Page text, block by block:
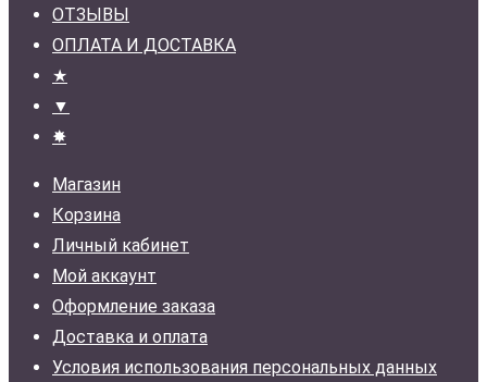
ОТЗЫВЫ
ОПЛАТА И ДОСТАВКА
★
▼
✸
Магазин
Корзина
Личный кабинет
Мой аккаунт
Оформление заказа
Доставка и оплата
Условия использования персональных данных